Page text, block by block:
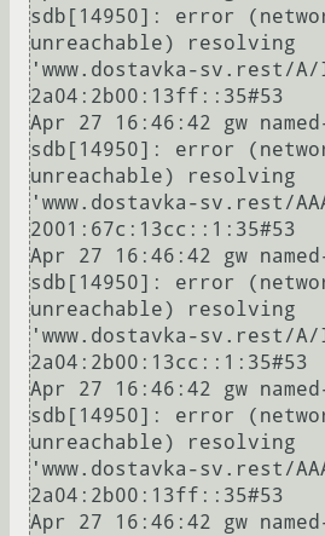
sdb[14950]: error
unreachable) resolving
'www.dostavka-sv.rest/
2a04:2b00:13ff::35#53
Apr 27 16:46:42 gw
sdb[14950]: error
unreachable) resolving
'www.dostavka-sv.rest/
2001:67c:13cc::1:35#53
Apr 27 16:46:42 gw
sdb[14950]: error
unreachable) resolving
'www.dostavka-sv.rest/
2a04:2b00:13cc::1:35#53
Apr 27 16:46:42 gw
sdb[14950]: error
unreachable) resolving
'www.dostavka-sv.rest/
2a04:2b00:13ff::35#53
Apr 27 16:46:42 gw